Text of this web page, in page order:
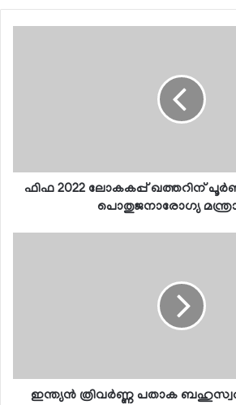
ഫിഫ 2022 ലോകകപ്പ് ഖത്തറിന്
പൊതുജനാരോഗ്യ
ഇന്ത്യന്‍ ത്രിവര്‍ണ്ണ പതാക